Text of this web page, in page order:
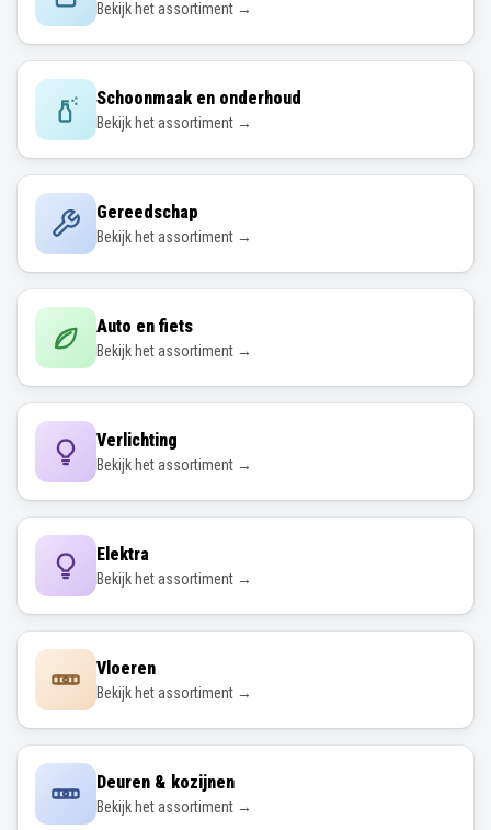
Bekijk het assortiment →
Schoonmaak en onderhoud
Bekijk het assortiment →
Gereedschap
Bekijk het assortiment →
Auto en fiets
Bekijk het assortiment →
Verlichting
Bekijk het assortiment →
Elektra
Bekijk het assortiment →
Vloeren
Bekijk het assortiment →
Deuren & kozijnen
Bekijk het assortiment →